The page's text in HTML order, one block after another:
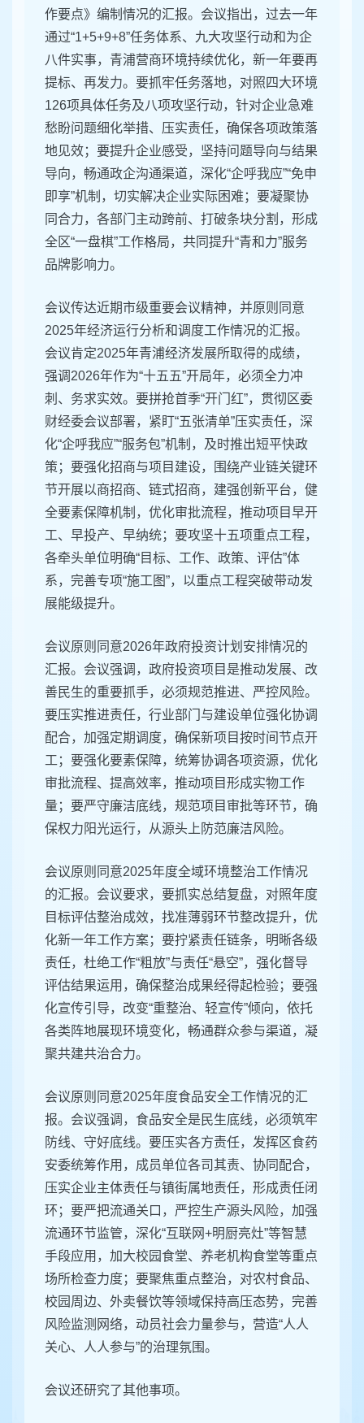
作要点》编制情况的汇报。会议指出，过去一年
通过“1+5+9+8”任务体系、九大攻坚行动和为企
八件实事，青浦营商环境持续优化，新一年要再
提标、再发力。要抓牢任务落地，对照四大环境
126项具体任务及八项攻坚行动，针对企业急难
愁盼问题细化举措、压实责任，确保各项政策落
地见效；要提升企业感受，坚持问题导向与结果
导向，畅通政企沟通渠道，深化“企呼我应”“免申
即享”机制，切实解决企业实际困难；要凝聚协
同合力，各部门主动跨前、打破条块分割，形成
全区“一盘棋”工作格局，共同提升“青和力”服务
品牌影响力。
会议传达近期市级重要会议精神，并原则同意
2025年经济运行分析和调度工作情况的汇报。
会议肯定2025年青浦经济发展所取得的成绩，
强调2026年作为“十五五”开局年，必须全力冲
刺、务求实效。要拼抢首季“开门红”，贯彻区委
财经委会议部署，紧盯“五张清单”压实责任，深
化“企呼我应”“服务包”机制，及时推出短平快政
策；要强化招商与项目建设，围绕产业链关键环
节开展以商招商、链式招商，建强创新平台，健
全要素保障机制，优化审批流程，推动项目早开
工、早投产、早纳统；要攻坚十五项重点工程，
各牵头单位明确“目标、工作、政策、评估”体
系，完善专项“施工图”，以重点工程突破带动发
展能级提升。
会议原则同意2026年政府投资计划安排情况的
汇报。会议强调，政府投资项目是推动发展、改
善民生的重要抓手，必须规范推进、严控风险。
要压实推进责任，行业部门与建设单位强化协调
配合，加强定期调度，确保新项目按时间节点开
工；要强化要素保障，统筹协调各项资源，优化
审批流程、提高效率，推动项目形成实物工作
量；要严守廉洁底线，规范项目审批等环节，确
保权力阳光运行，从源头上防范廉洁风险。
会议原则同意2025年度全域环境整治工作情况
的汇报。会议要求，要抓实总结复盘，对照年度
目标评估整治成效，找准薄弱环节整改提升，优
化新一年工作方案；要拧紧责任链条，明晰各级
责任，杜绝工作“粗放”与责任“悬空”，强化督导
评估结果运用，确保整治成果经得起检验；要强
化宣传引导，改变“重整治、轻宣传”倾向，依托
各类阵地展现环境变化，畅通群众参与渠道，凝
聚共建共治合力。
会议原则同意2025年度食品安全工作情况的汇
报。会议强调，食品安全是民生底线，必须筑牢
防线、守好底线。要压实各方责任，发挥区食药
安委统筹作用，成员单位各司其责、协同配合，
压实企业主体责任与镇街属地责任，形成责任闭
环；要严把流通关口，严控生产源头风险，加强
流通环节监管，深化“互联网+明厨亮灶”等智慧
手段应用，加大校园食堂、养老机构食堂等重点
场所检查力度；要聚焦重点整治，对农村食品、
校园周边、外卖餐饮等领域保持高压态势，完善
风险监测网络，动员社会力量参与，营造“人人
关心、人人参与”的治理氛围。
会议还研究了其他事项。